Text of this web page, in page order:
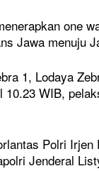
one
Jawa menuju
1, Lodaya
WIB,
Polri
Jenderal